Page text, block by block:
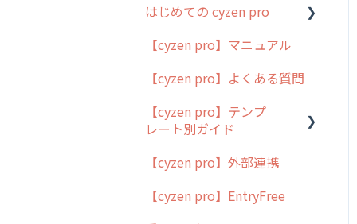
はじめての cyzen pro
cyzen pro とは？
簡易マニュアル
cyzen proの位置情報取得
について
用語集
よくある質問
【cyzen pro】マニュアル
【cyzen pro】よくある質問
【cyzen pro】テンプ
レート別ガイド
ポスティング
ラウンダー
【cyzen pro】外部連携
【cyzen pro】EntryFree